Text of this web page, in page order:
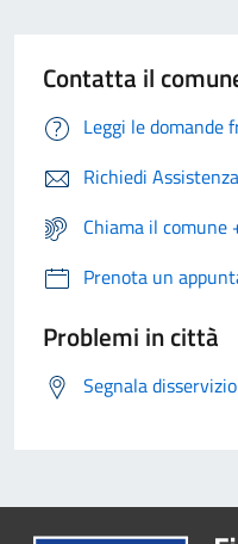
Contatta il
Leggi le domande
Richiedi Assistenza
Chiama il
Prenota un
Problemi in città
Segnala disservizio